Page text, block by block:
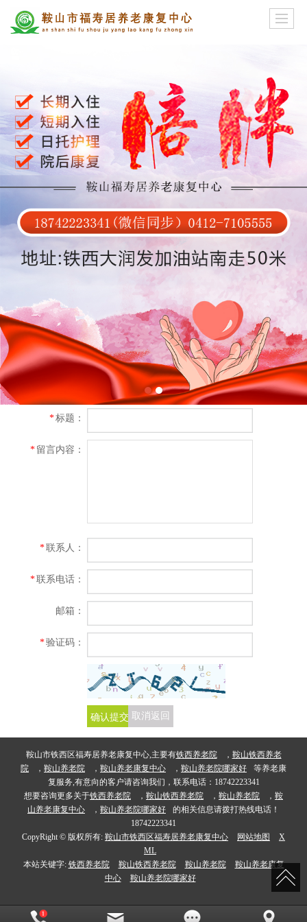
*标题：
* 留言内容：
*联系人：
*联系电话：
邮箱：
*验证码：
确认提交 取消返回
鞍山市铁西区福寿居养老康复中心,主要有铁西养老院 ， 鞍山铁西养老
院
， 鞍山养老院 ， 鞍山养老康复中心 ， 鞍山养老院哪家好
等养老康
复服务,有意向的客户请咨询我们，联系电话：18742223341
想要咨询更多关于铁西养老院 ， 鞍山铁西养老院 ， 鞍山养老院 ， 鞍
山养老康复中心
， 鞍山养老院哪家好
的相关信息请拨打热线电话！
18742223341
CopyRight © 版权所有: 鞍山市铁西区福寿居养老康复中心 网站地图
X
ML
本站关键字: 铁西养老院 鞍山铁西养老院 鞍山养老院
鞍山养老康复
中心
鞍山养老院哪家好